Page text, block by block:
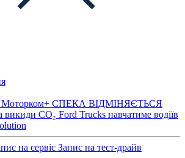
СПЕКА ВІДМІНЯЄТЬСЯ
викиди CO₂ Ford Trucks навчатиме водіїв
на сервіс Запис на тест-драйв